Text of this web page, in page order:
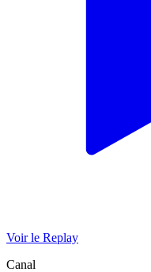
Voir le Replay
Canal